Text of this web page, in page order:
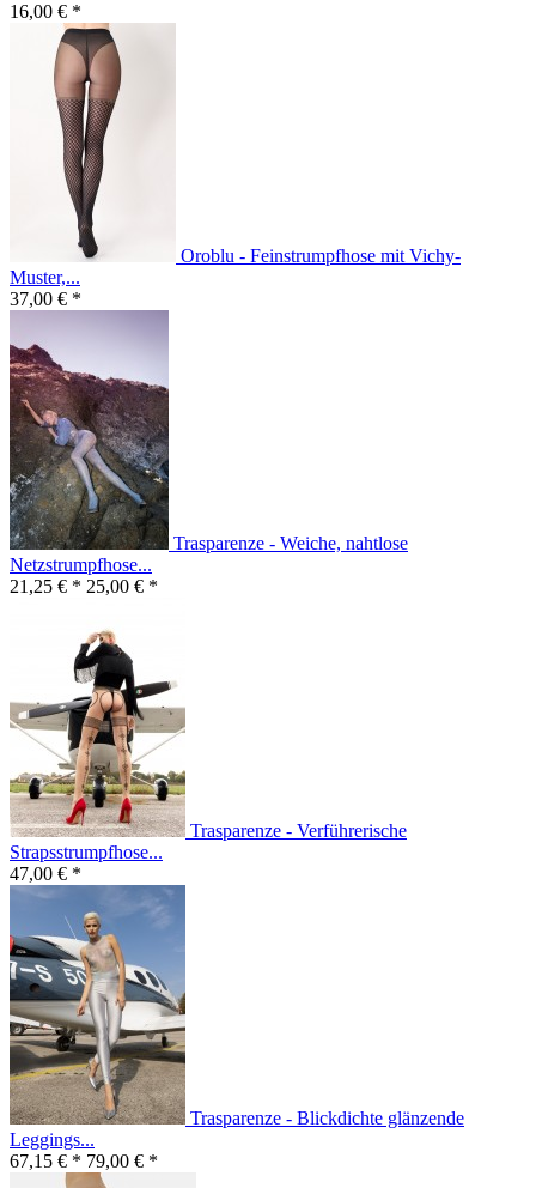
16,00 € *
Oroblu - Feinstrumpfhose mit Vichy-
Muster,...
37,00 € *
Trasparenze - Weiche, nahtlose
Netzstrumpfhose...
21,25 € * 25,00 € *
Trasparenze - Verführerische
Strapsstrumpfhose...
47,00 € *
Trasparenze - Blickdichte glänzende
Leggings...
67,15 € * 79,00 € *